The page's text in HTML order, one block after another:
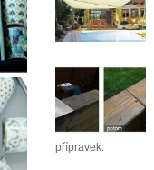
přípravek.